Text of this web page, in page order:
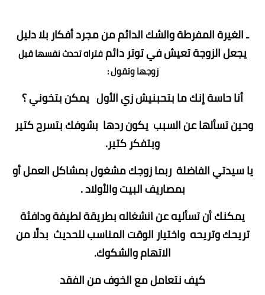
ـ الغيرة المفرطة والشك الدائم من مجرد أفكار بلا دليل
يجعل الزوجة تعيش في توتر دائمفتراه تحدث نفسها قبل
زوجها وتقول :
أنا حاسة إنك ما بتحبنيش زي الأول يمكن بتخوني ؟
وحين تسألها عن السبب يكون ردها بشوفك بتسرح كتير
وبتفكر كتير.
يا سيدتي الفاضلة ربما زوجك مشغول بمشاكل العمل أو
بمصاريف البيت والأولاد .
يمكنك أن تسأليه عن انشغاله بطريقة لطيفة ودافئة
تريحك وتريحه واختيار الوقت المناسب للحديث بدلًا من
الاتهام والشكوك.
كيف نتعامل مع الخوف من الفقد